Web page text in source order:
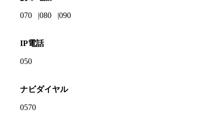
070 080 090
IP電話
050
ナビダイヤル
0570